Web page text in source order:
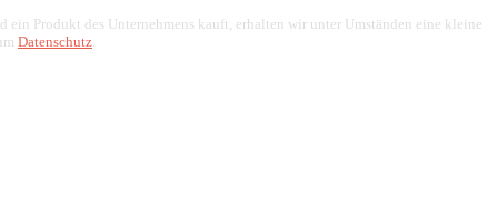
Produkt des Unternehmens kauft, erhalten wir unter Umständen eine kleine
Datenschutz